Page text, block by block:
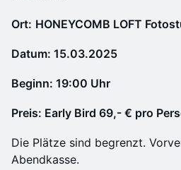
Ort: HONEYCOMB LOFT
Datum: 15.03.2025
Beginn: 19:00 Uhr
Preis: Early Bird 69,- € pro
Die Plätze sind begrenzt.
Abendkasse.